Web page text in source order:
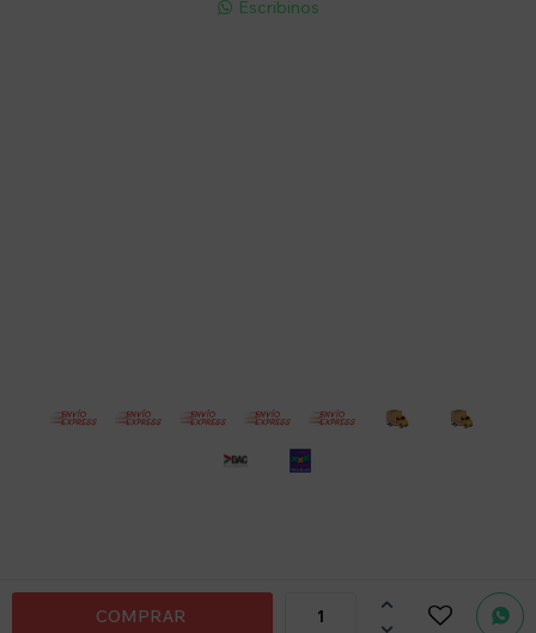
COMPRAR


consultas
no dudes
 Escribinos